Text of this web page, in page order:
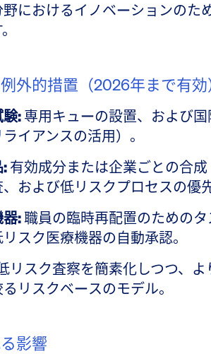
におけるイノベーションのた
外的措置（2026年まで有効
験:専用キューの設置、および
イアンスの活用）。
:有効成分または企業ごとの合
および低リスクプロセスの優先
器:職員の臨時再配置のための
スク医療機器の自動承認。
リスク査察を簡素化しつつ、
リスクベースのモデル。
影響